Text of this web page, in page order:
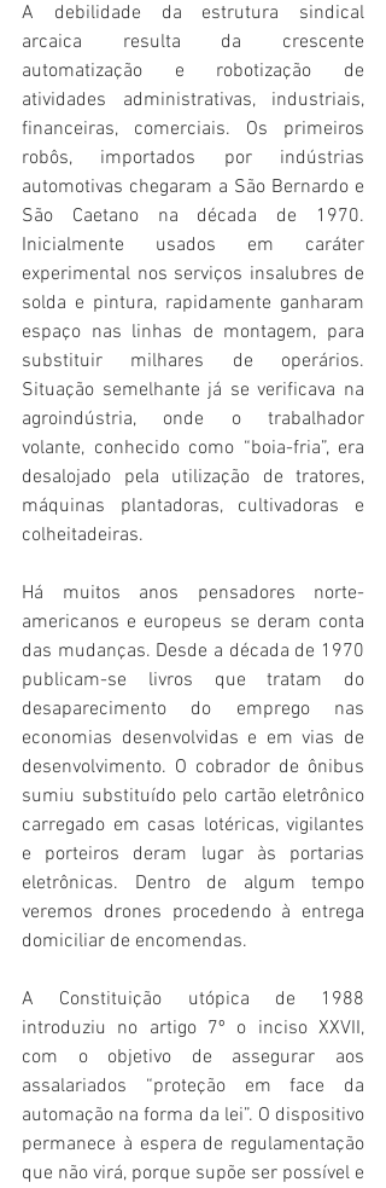
A debilidade da estrutura sindical
arcaica resulta da crescente
automatização e robotização de
atividades administrativas, industriais,
financeiras, comerciais. Os primeiros
robôs, importados por indústrias
automotivas chegaram a São Bernardo e
São Caetano na década de 1970.
Inicialmente usados em caráter
experimental nos serviços insalubres de
solda e pintura, rapidamente ganharam
espaço nas linhas de montagem, para
substituir milhares de operários.
Situação semelhante já se verificava na
agroindústria, onde o trabalhador
volante, conhecido como “boia-fria”, era
desalojado pela utilização de tratores,
máquinas plantadoras, cultivadoras e
colheitadeiras.
Há muitos anos pensadores norte-
americanos e europeus se deram conta
das mudanças. Desde a década de 1970
publicam-se livros que tratam do
desaparecimento do emprego nas
economias desenvolvidas e em vias de
desenvolvimento. O cobrador de ônibus
sumiu substituído pelo cartão eletrônico
carregado em casas lotéricas, vigilantes
e porteiros deram lugar às portarias
eletrônicas. Dentro de algum tempo
veremos drones procedendo à entrega
domiciliar de encomendas.
A Constituição utópica de 1988
introduziu no artigo 7º o inciso XXVII,
com o objetivo de assegurar aos
assalariados “proteção em face da
automação na forma da lei”. O dispositivo
permanece à espera de regulamentação
que não virá, porque supõe ser possível e